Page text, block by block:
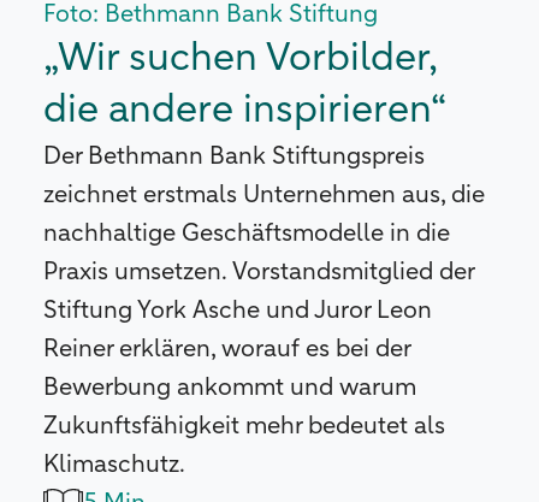
Foto: Bethmann Bank Stiftung
„Wir suchen Vorbilder,
die andere inspirieren“
Der Bethmann Bank Stiftungspreis
zeichnet erstmals Unternehmen aus, die
nachhaltige Geschäftsmodelle in die
Praxis umsetzen. Vorstandsmitglied der
Stiftung York Asche und Juror Leon
Reiner erklären, worauf es bei der
Bewerbung ankommt und warum
Zukunftsfähigkeit mehr bedeutet als
Klimaschutz.